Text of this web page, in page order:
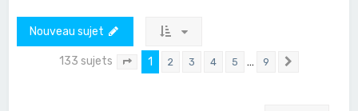
Nouveau sujet
133 sujets Page sur 9
1 2 3 4 5 … 9